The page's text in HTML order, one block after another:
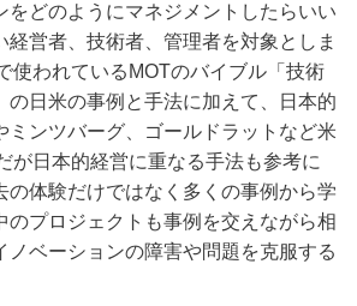
をどのようにマネジメントしたらいい
経営者、技術者、管理者を対象としま
使われているMOTのバイブル「技術
の日米の事例と手法に加えて、日本的
ミンツバーグ、ゴールドラットなど米
が日本的経営に重なる手法も参考に
の体験だけではなく多くの事例から学
のプロジェクトも事例を交えながら相
ノベーションの障害や問題を克服する